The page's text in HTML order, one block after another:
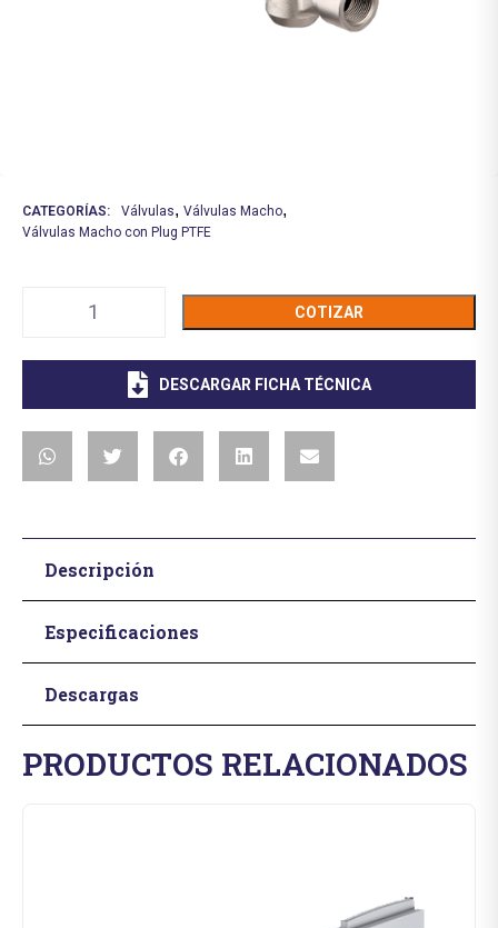
CATEGORÍAS: Válvulas, Válvulas Macho,
Válvulas Macho con Plug PTFE
COTIZAR
DESCARGAR FICHA TÉCNICA
Descripción
Especificaciones
Descargas
PRODUCTOS RELACIONADOS